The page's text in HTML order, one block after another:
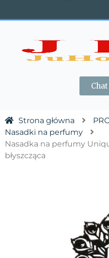
Strona główna
Nasadki na perfumy
Nasadka na perfumy
błyszcząca